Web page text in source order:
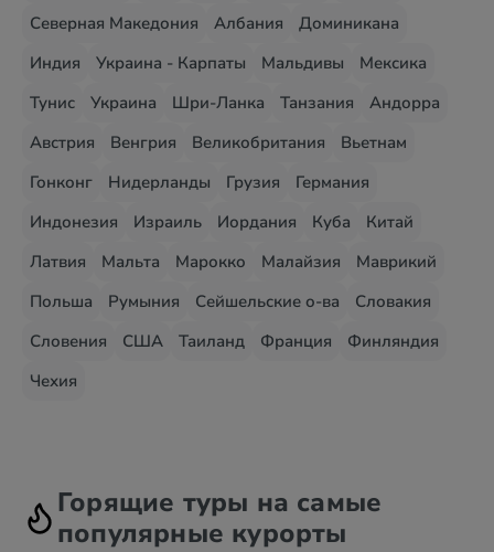
Северная Македония
Албания
Доминикана
Индия
Украина - Карпаты Мальдивы
Мексика
Тунис
Украина Шри-Ланка Танзания
Андорра
Австрия
Венгрия Великобритания
Вьетнам
Гонконг
Нидерланды Грузия
Германия
Индонезия
Израиль Иордания Куба
Китай
Латвия
Мальта Марокко Малайзия
Маврикий
Польша
Румыния Сейшельские о-ва
Словакия
Словения
США Таиланд Франция
Финляндия
Чехия
Горящие туры на самые
популярные курорты